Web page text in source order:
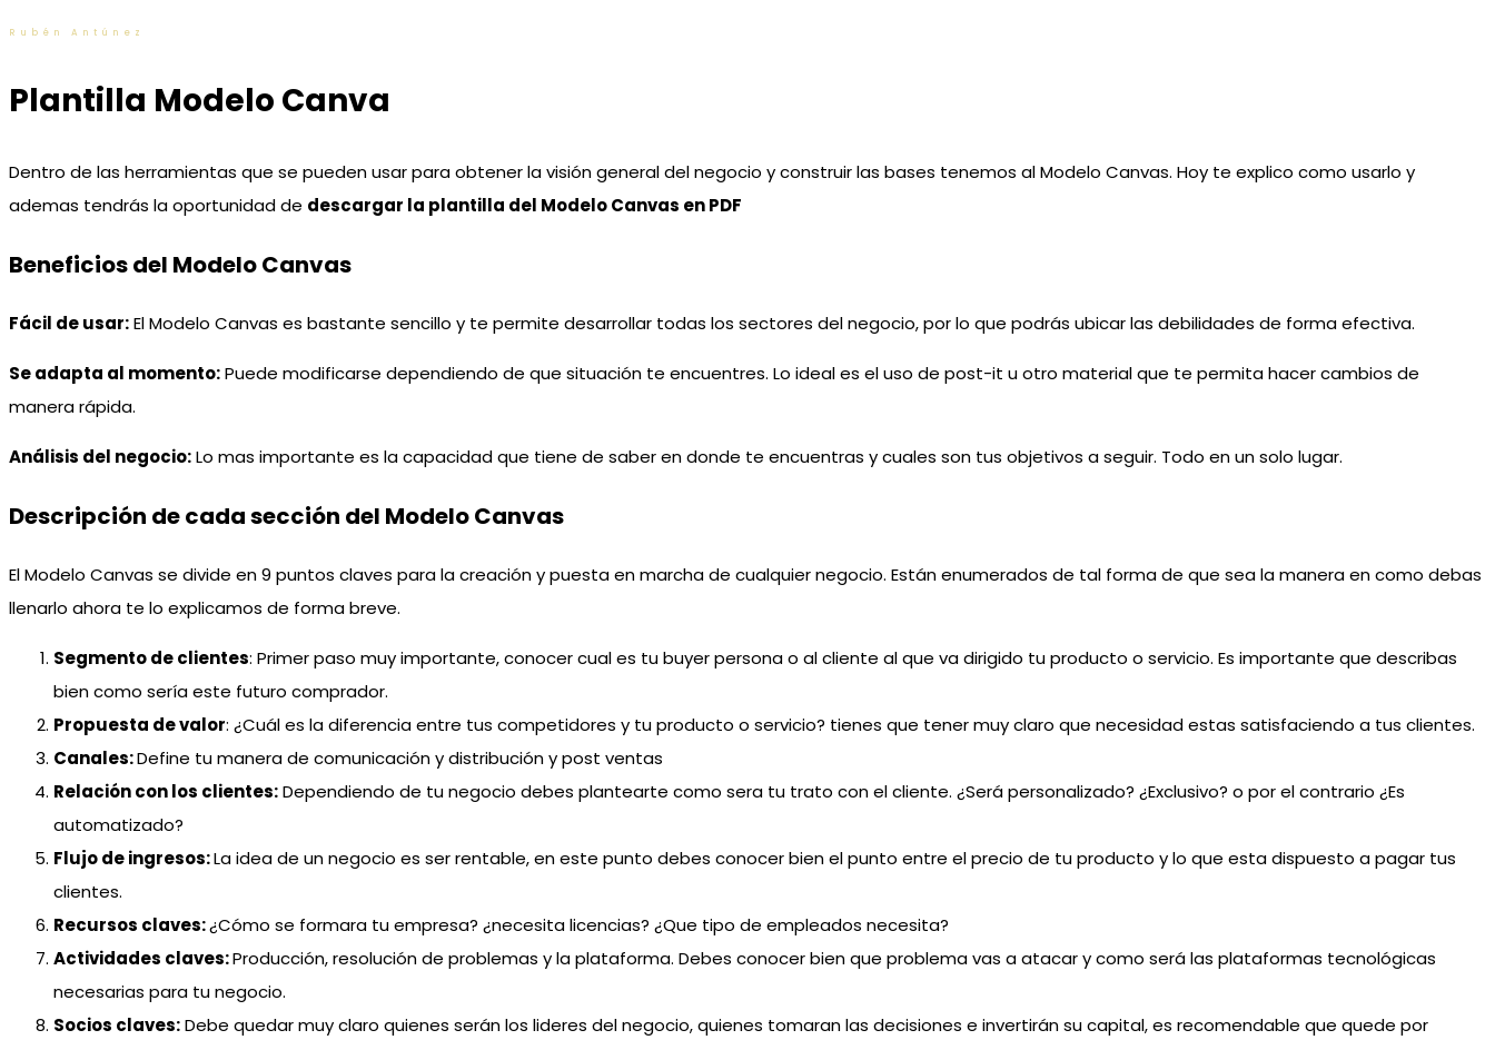
Rubén Antúnez
Plantilla Modelo Canva
Dentro de las herramientas que se pueden usar para obtener la visión general del negocio y construir las bases tenemos al Modelo Canvas. Hoy te explico como usarlo y
ademas tendrás la oportunidad de descargar la plantilla del Modelo Canvas en PDF
Beneficios del Modelo Canvas
Fácil de usar:El Modelo Canvas es bastante sencillo y te permite desarrollar todas los sectores del negocio, por lo que podrás ubicar las debilidades de forma efectiva.
Se adapta al momento:Puede modificarse dependiendo de que situación te encuentres. Lo ideal es el uso de post-it u otro material que te permita hacer cambios de
manera rápida.
Análisis del negocio:Lo mas importante es la capacidad que tiene de saber en donde te encuentras y cuales son tus objetivos a seguir. Todo en un solo lugar.
Descripción de cada sección del Modelo Canvas
El Modelo Canvas se divide en 9 puntos claves para la creación y puesta en marcha de cualquier negocio. Están enumerados de tal forma de que sea la manera en como debas
llenarlo ahora te lo explicamos de forma breve.
Segmento de clientes: Primer paso muy importante, conocer cual es tu buyer persona o al cliente al que va dirigido tu producto o servicio. Es importante que describas
bien como sería este futuro comprador.
Propuesta de valor: ¿Cuál es la diferencia entre tus competidores y tu producto o servicio? tienes que tener muy claro que necesidad estas satisfaciendo a tus clientes.
Canales:Define tu manera de comunicación y distribución y post ventas
Relación con los clientes:Dependiendo de tu negocio debes plantearte como sera tu trato con el cliente. ¿Será personalizado? ¿Exclusivo? o por el contrario ¿Es
automatizado?
Flujo de ingresos:La idea de un negocio es ser rentable, en este punto debes conocer bien el punto entre el precio de tu producto y lo que esta dispuesto a pagar tus
clientes.
Recursos claves:¿Cómo se formara tu empresa? ¿necesita licencias? ¿Que tipo de empleados necesita?
Actividades claves:Producción, resolución de problemas y la plataforma. Debes conocer bien que problema vas a atacar y como será las plataformas tecnológicas
necesarias para tu negocio.
Socios claves:Debe quedar muy claro quienes serán los lideres del negocio, quienes tomaran las decisiones e invertirán su capital, es recomendable que quede por